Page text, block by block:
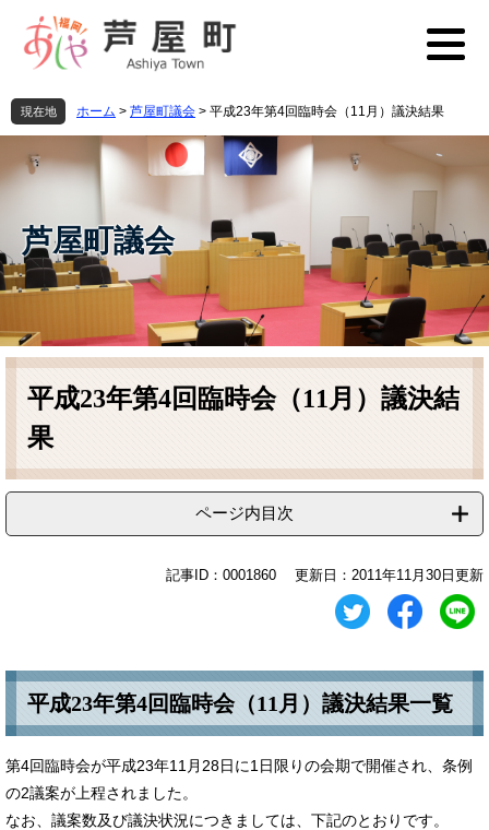
先
頭
す
を
飛
し
へ
現在地 ホーム > 芦屋町議会 > 平成23年第4回臨時会（11月）議決結果
芦屋町議会
本
平成23年第4回臨時会（11月）議決結
果
ページ内目次
記事ID：0001860 更新日：2011年11月30日更新
平成23年第4回臨時会（11月）議決結果一覧
第4回臨時会が平成23年11月28日に1日限りの会期で開催され、条例
の2議案が上程されました。
なお、議案数及び議決状況につきましては、下記のとおりです。